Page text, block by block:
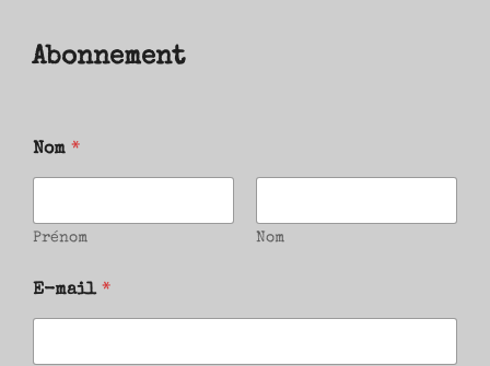
Abonnement
Nom *
Prénom Nom
E-mail *